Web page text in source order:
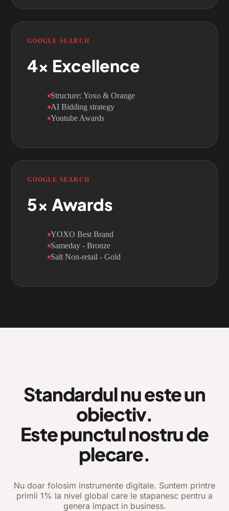
GOOGLE SEARCH
4x Excellence
Structure: Yoxo & Orange
AI Bidding strategy
Youtube Awards
GOOGLE SEARCH
5xAwards
YOXO Best Brand
Sameday - Bronze
Salt Non-retail - Gold
Standardul nu este un
obiectiv.
Este punctul nostru de
plecare.
Nu doar folosim instrumente digitale. Suntem printre
primii 1% la nivel global care le stapanesc pentru a
genera impact in business.